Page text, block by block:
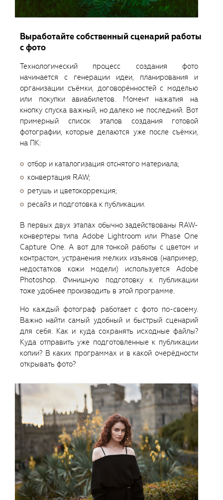
Выработайте собственный сценарий работы
с фото
Технологический процесс создания фото
начинается с генерации идеи, планирования и
организации съёмки, договорённостей с моделью
или покупки авиабилетов. Момент нажатия на
кнопку спуска важный, но далеко не последний. Вот
примерный список этапов создания готовой
фотографии, которые делаются уже после съёмки,
на ПК:
отбор и каталогизация отснятого материала;
конвертация RAW;
ретушь и цветокоррекция;
ресайз и подготовка к публикации.
В первых двух этапах обычно задействованы RAW-
конвертеры типа Adobe Lightroom или Phase One
Capture One. А вот для тонкой работы с цветом и
контрастом, устранения мелких изъянов (например,
недостатков кожи модели) используется Adobe
Photoshop. Финишную подготовку к публикации
тоже удобнее производить в этой программе.
Но каждый фотограф работает с фото по-своему.
Важно найти самый удобный и быстрый сценарий
для себя. Как и куда сохранять исходные файлы?
Куда отправить уже подготовленные к публикации
копии? В каких программах и в какой очерёдности
открывать фото?